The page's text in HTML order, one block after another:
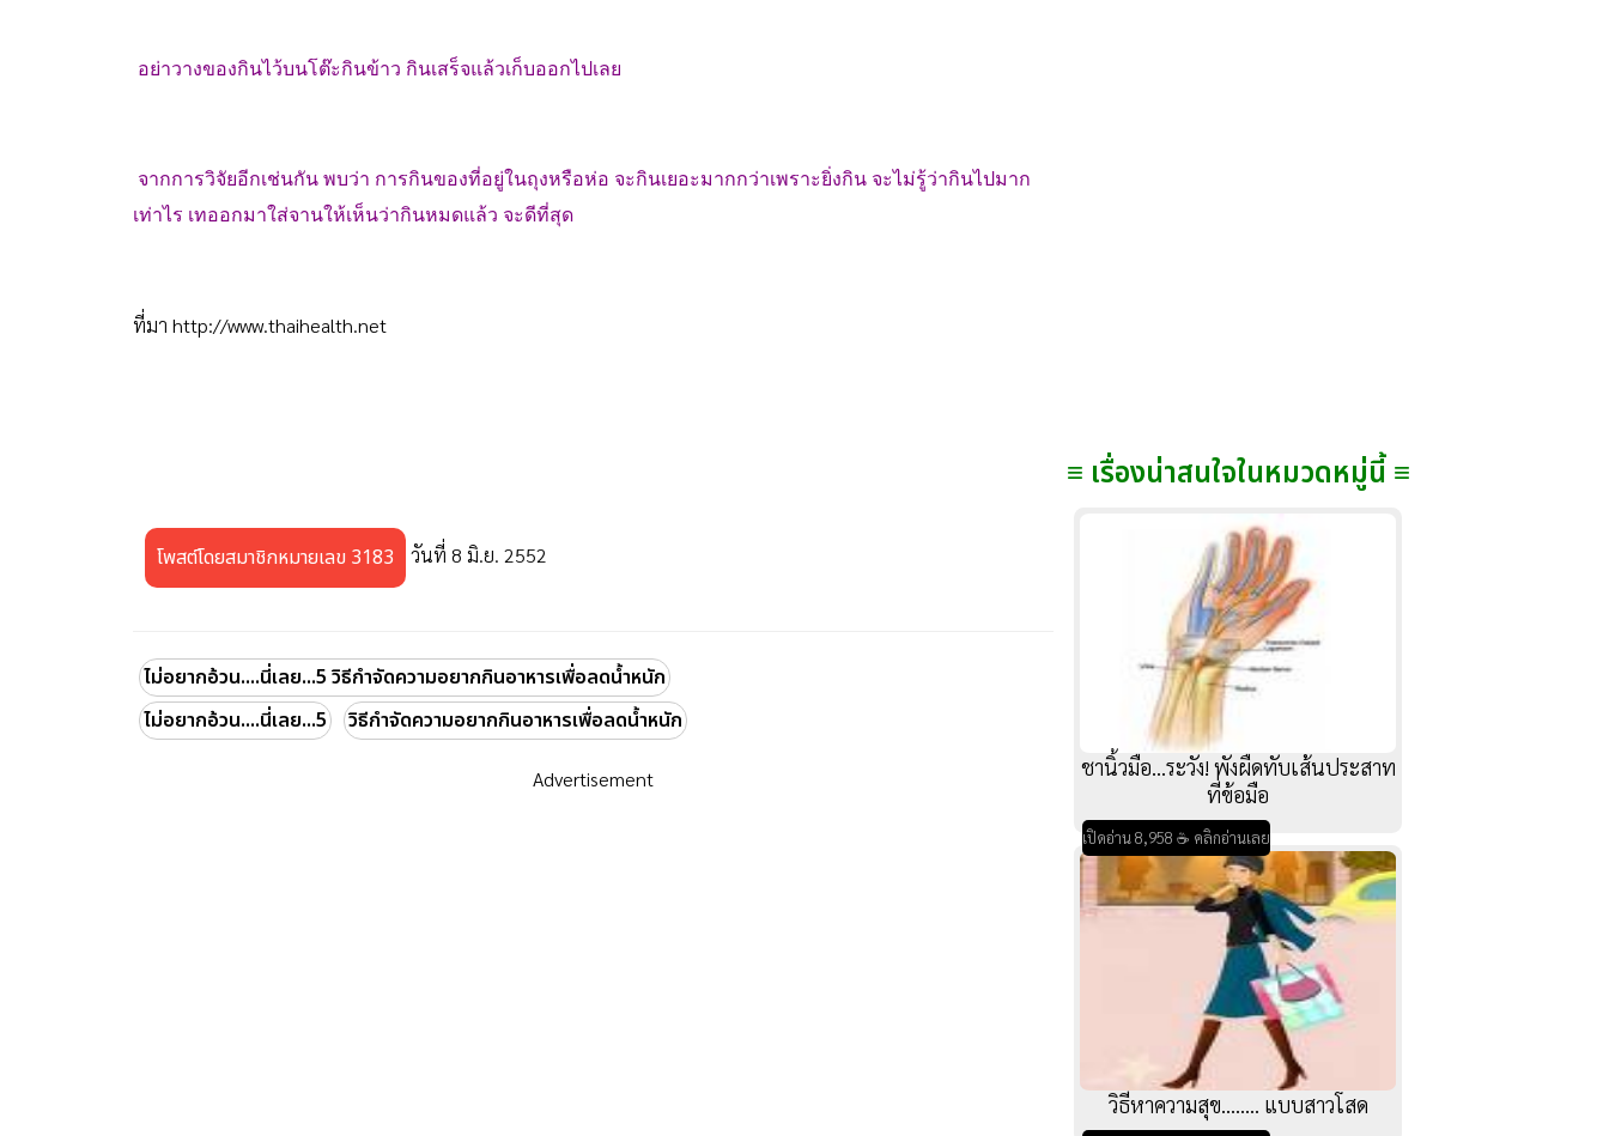
อย่าวางของกินไว้บนโต๊ะกินข้าว กินเสร็จแล้วเก็บออกไปเลย
จากการวิจัยอีกเช่นกัน พบว่า การกินของที่อยู่ในถุงหรือห่อ จะกินเยอะมากกว่าเพราะยิ่งกิน จะไม่รู้ว่ากินไปมาก
เท่าไร เทออกมาใส่จานให้เห็นว่ากินหมดแล้ว จะดีที่สุด
ที่มา http://www.thaihealth.net
โพสต์โดยสมาชิกหมายเลข 3183 วันที่ 8 มิ.ย. 2552
ไม่อยากอ้วน....นี่เลย...5 วิธีกำจัดความอยากกินอาหารเพื่อลดน้ำหนัก
ไม่อยากอ้วน....นี่เลย...5
วิธีกำจัดความอยากกินอาหารเพื่อลดน้ำหนัก
Advertisement
≡ เรื่องน่าสนใจในหมวดหมู่นี้ ≡
ชานิ้วมือ...ระวัง! พังผืดทับเส้นประสาท
ที่ข้อมือ
เปิดอ่าน 8,958 ☕ คลิกอ่านเลย
วิธีหาความสุข........ แบบสาวโสด